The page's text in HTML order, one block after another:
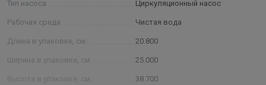
Тип насоса Циркуляционный насос
Рабочая среда Чистая вода
Длина в упаковке, см. 20.800
Ширина в упаковке, см. 25.000
Высота в упаковке, см. 38.700